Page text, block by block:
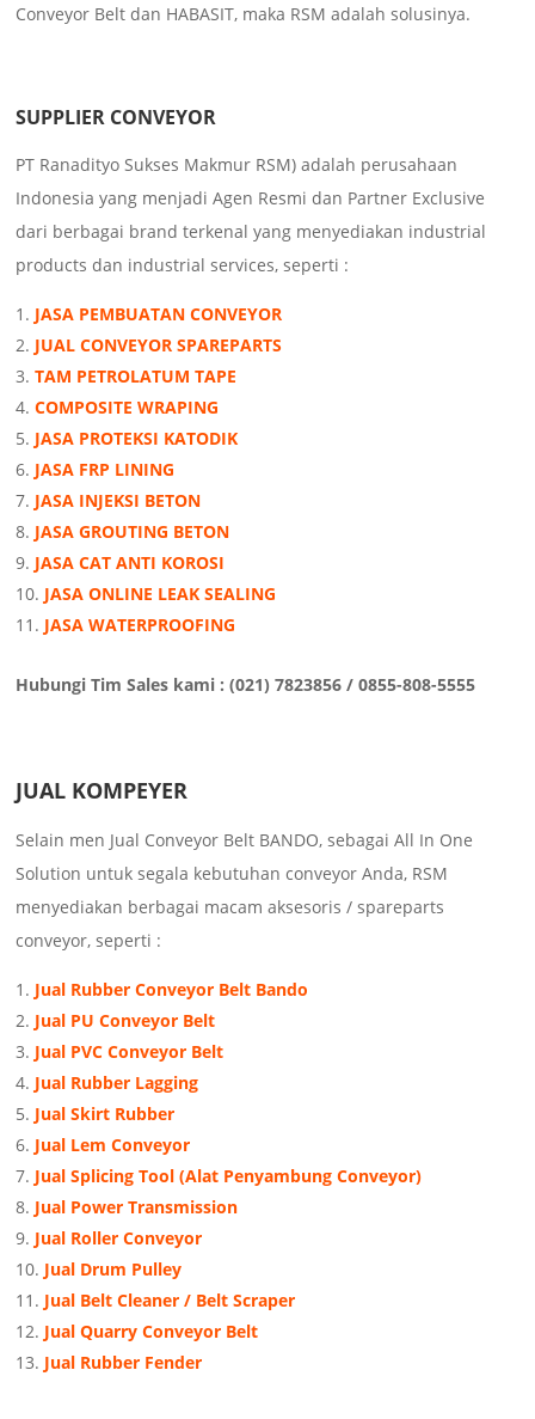
Conveyor Belt dan HABASIT, maka RSM adalah solusinya.
SUPPLIER CONVEYOR
PT Ranadityo Sukses Makmur RSM) adalah perusahaan
Indonesia yang menjadi Agen Resmi dan Partner Exclusive
dari berbagai brand terkenal yang menyediakan industrial
products dan industrial services, seperti :
JASA PEMBUATAN CONVEYOR
JUAL CONVEYOR SPAREPARTS
TAM PETROLATUM TAPE
COMPOSITE WRAPING
JASA PROTEKSI KATODIK
JASA FRP LINING
JASA INJEKSI BETON
JASA GROUTING BETON
JASA CAT ANTI KOROSI
JASA ONLINE LEAK SEALING
JASA WATERPROOFING
Hubungi Tim Sales kami : (021) 7823856 / 0855-808-5555
JUAL KOMPEYER
Selain men Jual Conveyor Belt BANDO, sebagai All In One
Solution untuk segala kebutuhan conveyor Anda, RSM
menyediakan berbagai macam aksesoris / spareparts
conveyor, seperti :
Jual Rubber Conveyor Belt Bando
Jual PU Conveyor Belt
Jual PVC Conveyor Belt
Jual Rubber Lagging
Jual Skirt Rubber
Jual Lem Conveyor
Jual Splicing Tool (Alat Penyambung Conveyor)
Jual Power Transmission
Jual Roller Conveyor
Jual Drum Pulley
Jual Belt Cleaner / Belt Scraper
Jual Quarry Conveyor Belt
Jual Rubber Fender